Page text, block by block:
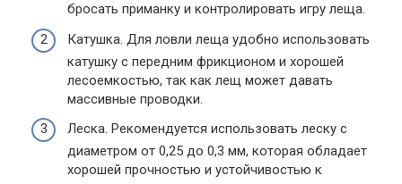
бросать приманку и контролировать игру леща.
Катушка. Для ловли леща удобно использовать
катушку с передним фрикционом и хорошей
лесоемкостью, так как лещ может давать
массивные проводки.
Леска. Рекомендуется использовать леску с
диаметром от 0,25 до 0,3 мм, которая обладает
хорошей прочностью и устойчивостью к